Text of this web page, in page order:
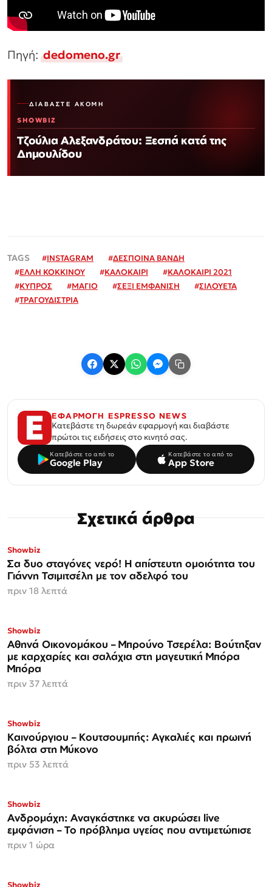
Πηγή:dedomeno.gr
ΔΙΑΒΆΣΤΕ ΑΚΌΜΗ
SHOWBIZ
Τζούλια Αλεξανδράτου: Ξεσπά κατά της
Δημουλίδου
#INSTAGRAM #ΔΕΣΠΟΙΝΑ ΒΑΝΔΗ
#ΕΛΛΗ ΚΟΚΚΙΝΟΥ #ΚΑΛΟΚΑΙΡΙ #ΚΑΛΟΚΑΙΡΙ 2021
#ΚΥΠΡΟΣ #ΜΑΓΙΟ #ΣΕΞΙ ΕΜΦΑΝΙΣΗ #ΣΙΛΟΥΕΤΑ
#ΤΡΑΓΟΥΔΙΣΤΡΙΑ
ΕΦΑΡΜΟΓΗ ESPRESSO NEWS
Κατεβάστε τη δωρεάν εφαρμογή και διαβάστε
πρώτοι τις ειδήσεις στο κινητό σας.
Κατεβάστε το από το
Google Play
Κατεβάστε το από το
App Store
Σχετικά άρθρα
Showbiz
Σα δυο σταγόνες νερό! Η απίστευτη ομοιότητα του
Γιάννη Τσιμιτσέλη με τον αδελφό του
πριν 18 λεπτά
Showbiz
Αθηνά Οικονομάκου – Μπρούνο Τσερέλα: Βούτηξαν
με καρχαρίες και σαλάχια στη μαγευτική Μπόρα
Μπόρα
πριν 37 λεπτά
Showbiz
Καινούργιου – Κουτσουμπής: Αγκαλιές και πρωινή
βόλτα στη Μύκονο
πριν 53 λεπτά
Showbiz
Ανδρομάχη: Αναγκάστηκε να ακυρώσει live
εμφάνιση – Το πρόβλημα υγείας που αντιμετώπισε
πριν 1 ώρα
Showbiz